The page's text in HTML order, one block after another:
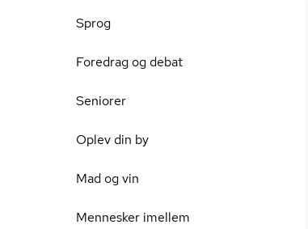
Sprog
Foredrag og debat
Seniorer
Oplev din by
Mad og vin
Mennesker imellem